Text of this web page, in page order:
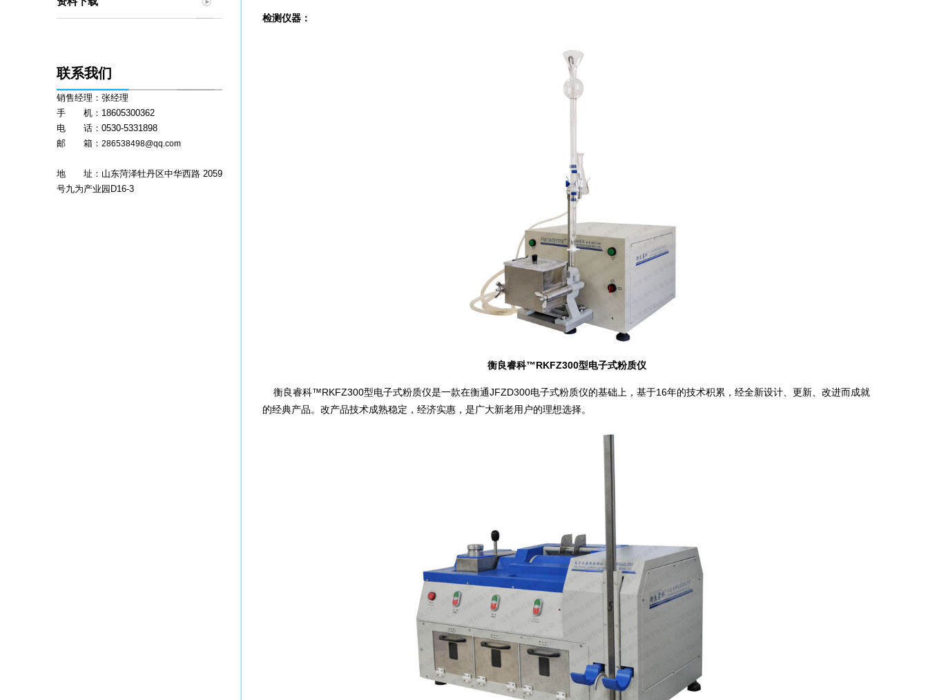
联系我们
销售经理：张经理
手 机：18605300362
电 话：0530-5331898
邮 箱： 286538498@qq.com
地 址：山东菏泽牡丹区中华西路 2059
号九为产业园D16-3
检测仪器：
衡良睿科™RKFZ300型电子式粉质仪
衡良睿科™RKFZ300型电子式粉质仪是一款在衡通JFZD300电子式粉质仪的基础上，基于16年的技术积累，经全新设计、更新、改进而成就
的经典产品。改产品技术成熟稳定，经济实惠，是广大新老用户的理想选择。